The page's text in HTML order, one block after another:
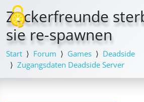
Zockerfreunde
sie re-spawnen
Start Forum Games
Deadside
Zugangsdaten Deadside Server
Cookie-Einstellungen